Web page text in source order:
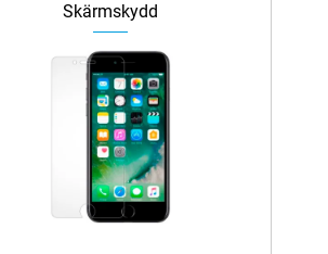
Skärmskydd